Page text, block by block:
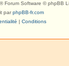
® Forum Software © phpBB
parphpBB-fr.com
| Conditions